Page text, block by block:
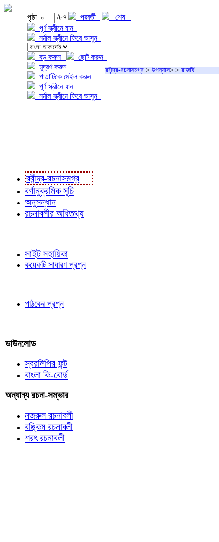
পৃষ্ঠা /৮৭ পরবর্তী
শেষ
পূর্ণ স্ক্রীনে যান
নর্মাল স্ক্রীনে ফিরে আসুন
বড় করুন
ছোট করুন
মুদ্রণ করুন
পাতাটিকে মেইল করুন
পূর্ণ স্ক্রীনে যান
নর্মাল স্ক্রীনে ফিরে আসুন
রবীন্দ্র-রচনাসমগ্র > উপন্যাস> > রাজর্ষি
রবীন্দ্র-রচনাসমগ্র
বর্ণানুক্রমিক সূচি
অনুসন্ধান
রচনাবলীর অধিতথ্য
সাইট সহায়িকা
কয়েকটি সাধারণ প্রশ্ন
পাঠকের প্রশ্ন
ডাউনলোড
স্বরলিপির ফন্ট
বাংলা কি-বোর্ড
অন্যান্য রচনা-সম্ভার
নজরুল রচনাবলী
বঙ্কিম রচনাবলী
শরৎ রচনাবলী